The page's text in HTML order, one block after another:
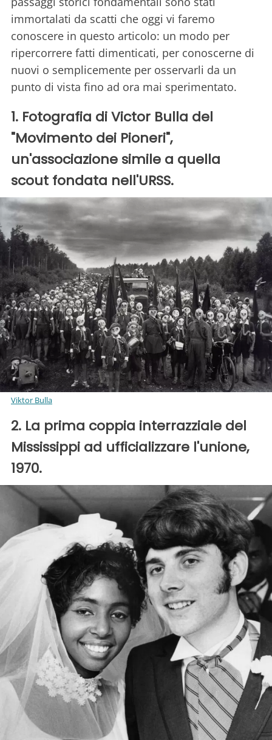
immortalati da scatti che oggi vi faremo
conoscere in questo articolo: un modo per
ripercorrere fatti dimenticati, per conoscerne di
nuovi o semplicemente per osservarli da un
punto di vista fino ad ora mai sperimentato.
1. Fotografia di Victor Bulla del
"Movimento dei Pioneri",
un'associazione simile a quella
scout fondata nell'URSS.
Viktor Bulla
2. La prima coppia interrazziale del
Mississippi ad ufficializzare l'unione,
1970.